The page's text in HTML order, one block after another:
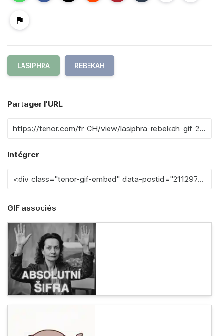
LASIPHRA REBEKAH
Partager l'URL
Intégrer
GIF associés